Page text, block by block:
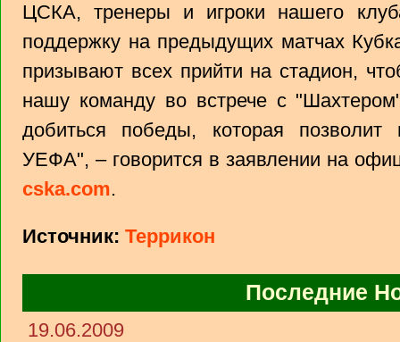
ЦСКА, тренеры и игроки нашего
поддержку на предыдущих матчах
призывают всех прийти на стадион,
нашу команду во встрече с
добиться победы, которая
УЕФА", – говорится в заявлении на
cska.com.
Источник: Террикон
Последние
19.06.2009